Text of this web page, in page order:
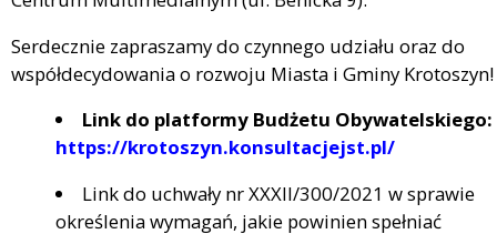
Serdecznie zapraszamy do czynnego udziału oraz do
współdecydowania o rozwoju Miasta i Gminy Krotoszyn!
Link do platformy Budżetu Obywatelskiego:
https://krotoszyn.konsultacjejst.pl/
Link do uchwały nr XXXII/300/2021 w sprawie
określenia wymagań, jakie powinien spełniać